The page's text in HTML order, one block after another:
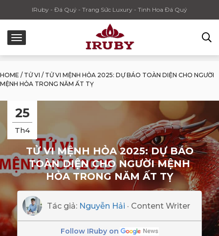
IRuby - Đá Quý - Trang Sức Luxury - Tinh Hoa Đá Quý
HOME / TỬ VI / TỬ VI MỆNH HỎA 2025: DỰ BÁO TOÀN DIỆN CHO NGƯỜI
MỆNH HỎA TRONG NĂM ẤT TỴ
25
Th4
TỬ VI MỆNH HỎA 2025: DỰ BÁO
TOÀN DIỆN CHO NGƯỜI MỆNH
HỎA TRONG NĂM ẤT TỴ
Tác giả: Nguyễn Hải · Content Writer
Follow IRuby on